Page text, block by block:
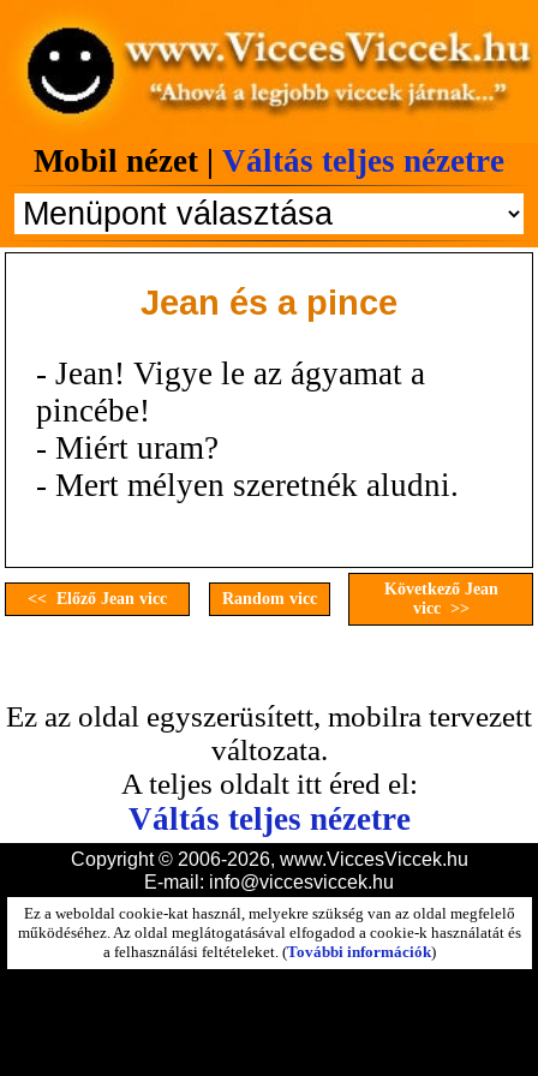
Mobil nézet | Váltás teljes nézetre
Jean és a pince
- Jean! Vigye le az ágyamat a
pincébe!
- Miért uram?
- Mert mélyen szeretnék aludni.
<< Előző Jean vicc Random vicc
Következő Jean
vicc >>
Ez az oldal egyszerüsített, mobilra tervezett
változata.
A teljes oldalt itt éred el:
Váltás teljes nézetre
Copyright © 2006-2026, www.ViccesViccek.hu
E-mail: info@viccesviccek.hu
Ez a weboldal cookie-kat használ, melyekre szükség van az oldal megfelelő
működéséhez. Az oldal meglátogatásával elfogadod a cookie-k használatát és
a felhasználási feltételeket. (További információk)